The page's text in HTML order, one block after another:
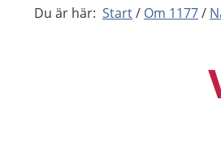
Du är här: Start Om 1177